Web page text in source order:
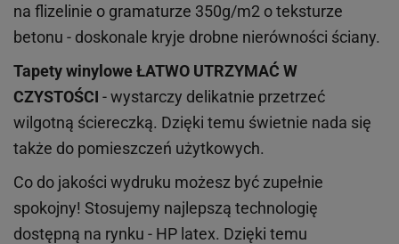
na flizelinie o gramaturze 350g/m2 o teksturze
betonu - doskonale kryje drobne nierówności ściany.
Tapety winyloweŁATWO UTRZYMAĆ W
CZYSTOŚCI - wystarczy delikatnie przetrzeć
wilgotną ściereczką. Dzięki temu świetnie nada się
także do pomieszczeń użytkowych.
Co do jakości wydruku możesz być zupełnie
spokojny! Stosujemy najlepszą technologię
dostępną na rynku - HP latex. Dzięki temu